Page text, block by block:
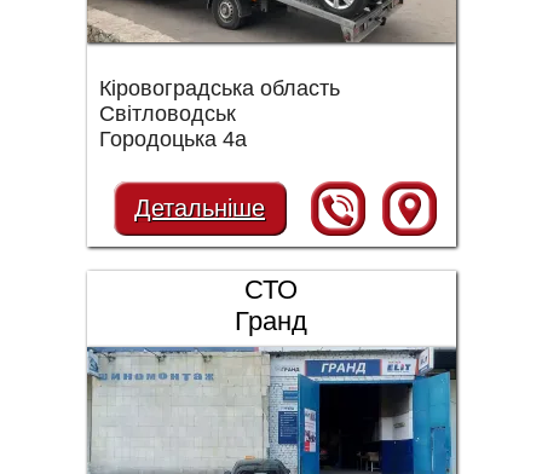
Кіровоградська область
Світловодськ
Городоцька 4а
Детальніше
СТО
Гранд